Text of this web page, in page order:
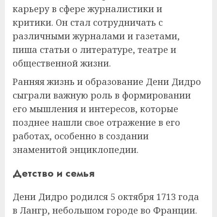
карьеру в сфере журналистики и
критики. Он стал сотрудничать с
различными журналами и газетами,
пиша статьи о литературе, театре и
общественной жизни.
Ранняя жизнь и образование Дени Дидро
сыграли важную роль в формировании
его мышления и интересов, которые
позднее нашли свое отражение в его
работах, особенно в создании
знаменитой энциклопедии.
Детство и семья
Дени Дидро родился 5 октября 1713 года
в Лангр, небольшом городе во Франции.